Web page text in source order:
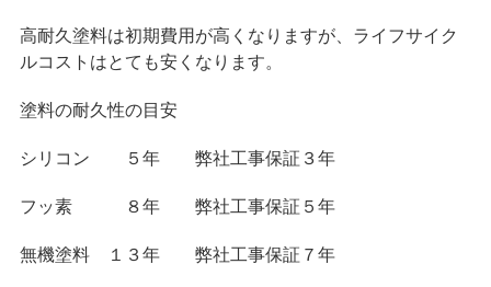
高耐久塗料は初期費用が高くなりますが、ライフサイク
ルコストはとても安くなります。
塗料の耐久性の目安
シリコン ５年 弊社工事保証３年
フッ素 ８年 弊社工事保証５年
無機塗料 １３年 弊社工事保証７年